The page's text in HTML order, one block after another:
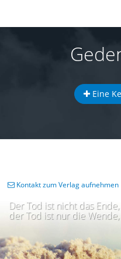
Eine
Der Tod ist nicht das
der Tod ist nur die
Kontakt zum Verlag aufnehmen